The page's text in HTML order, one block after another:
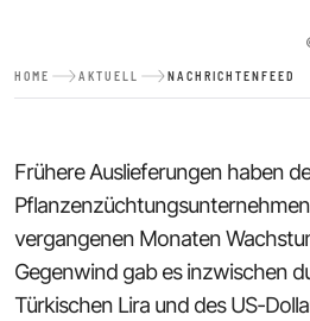
HOME AKTUELL NACHRICHTENFEED
Frühere Auslieferungen haben
vergangenen Monaten
Gegenwind gab es inzwischen
Türkischen Lira und des US-